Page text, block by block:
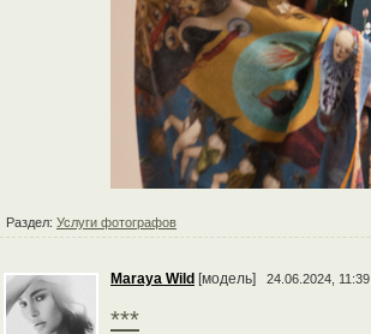
Раздел: Услуги фотографов
Maraya Wild [модель] 24.06.2024, 11:39
***